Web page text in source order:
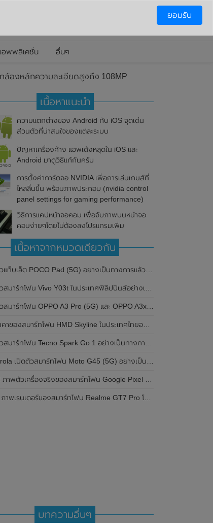
อพพลิเคชั่น อื่นๆ
ล้องหลักความละเอียดสูงถึง 108MP
เนื้อหาแนะนำ
ความแตกต่างของ Android กับ iOS จุดเด่น
ส่วนตัวที่น่าสนใจของแต่ละระบบ
ปัญหาเครื่องค้าง แอพเด้งหลุดใน iOS และ
Android มาดูวิธีแก้กันครับ
การตั้งค่าการ์ดจอ NVIDIA เพื่อการเล่นเกมส์ที่
ไหลลื่นขึ้น พร้อมภาพประกอบ (nvidia control
panel settings for gaming performance)
วิธีการแคปหน้าจอคอม เพื่อจับภาพบนหน้าจอ
คอมง่ายๆโดยไม่ต้องลงโปรแกรมเพิ่ม
เนื้อหาจากหมวดเดียวกัน
Pad (5G) อย่างเป็นทางการแล้วในประเทศอินเดีย มาพร้อมชิปเซ็ต Snapdragon 7s Gen 2 ของ Qualcomm และรองรับเครือข่าย 5G
Y03t ในประเทศฟิลิปปินส์อย่างเป็นทางการแล้ว มาพร้อมชิปเซ็ต Unisoc T612 , กล้องหลัง ความละเอียด 13MP , แบตเตอรี่ 5,000mAh และหน้าจอแสดงผล LCD / 90Hz
โฟน OPPO A3 Pro (5G) และ OPPO A3x ในประเทศไทยอย่างเป็นทางการแล้ว ในราคาเริ่มต้นเพียง 3,999 บาท
องสมาร์ทโฟน HMD Skyline ในประเทศไทยอย่างเป็นทางการแล้ว ราคา 14,990 บาท
น Tecno Spark Go 1 อย่างเป็นทางการแล้ว มาพร้อมหน้าจอแสดงผล LCD / 120Hz , แบตเตอรี่ 5,000mAh และใช้ชิปเซ็ต Unisoc
เปิดตัวสมาร์ทโฟน Moto G45 (5G) อย่างเป็นทางการแล้วในอินเดีย
เครื่องจริงของสมาร์ทโฟน Google Pixel 9a โชว์ดีไซน์ใหม่ กล้องหลังแบนราบ ไม่มีกรอบของกล้องแล้ว
นเดอร์ของสมาร์ทโฟน Realme GT7 Pro โชว์ให้เห็นดีไซน์ใหม่ พร้อมเผยรายละเอียดสเปกที่สำคัญบางส่วน
บทความอื่นๆ
ยอมรับ